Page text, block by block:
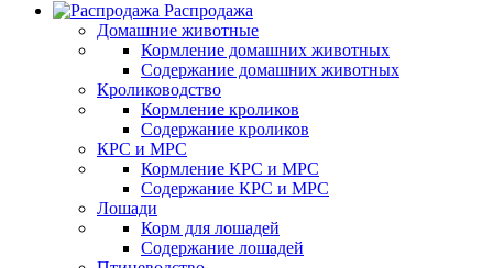
Распродажа
Домашние животные
Кормление домашних животных
Содержание домашних животных
Кролиководство
Кормление кроликов
Содержание кроликов
КРС и МРС
Кормление КРС и МРС
Содержание КРС и МРС
Лошади
Корм для лошадей
Содержание лошадей